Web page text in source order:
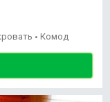
• Комод